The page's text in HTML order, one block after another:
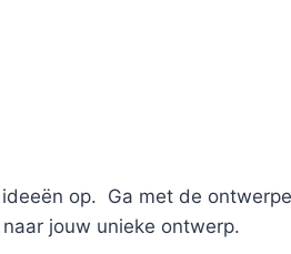
op. Ga met de
jouw unieke ontwerp.